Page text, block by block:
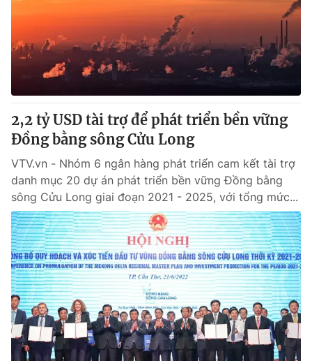
® Cấm sao chép dưới mọi hình thức nếu không có sự chấp
thuận bằng văn bản. Ghi rõ nguồn VTV.vn khi phát hành lại
thông tin từ website này.
2,2 tỷ USD tài trợ để phát triển bền vững
Đồng bằng sông Cửu Long
VTV.vn - Nhóm 6 ngân hàng phát triển cam kết tài trợ
danh mục 20 dự án phát triển bền vững Đồng bằng
sông Cửu Long giai đoạn 2021 - 2025, với tổng mức...